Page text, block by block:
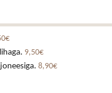
9,50€
8,90€